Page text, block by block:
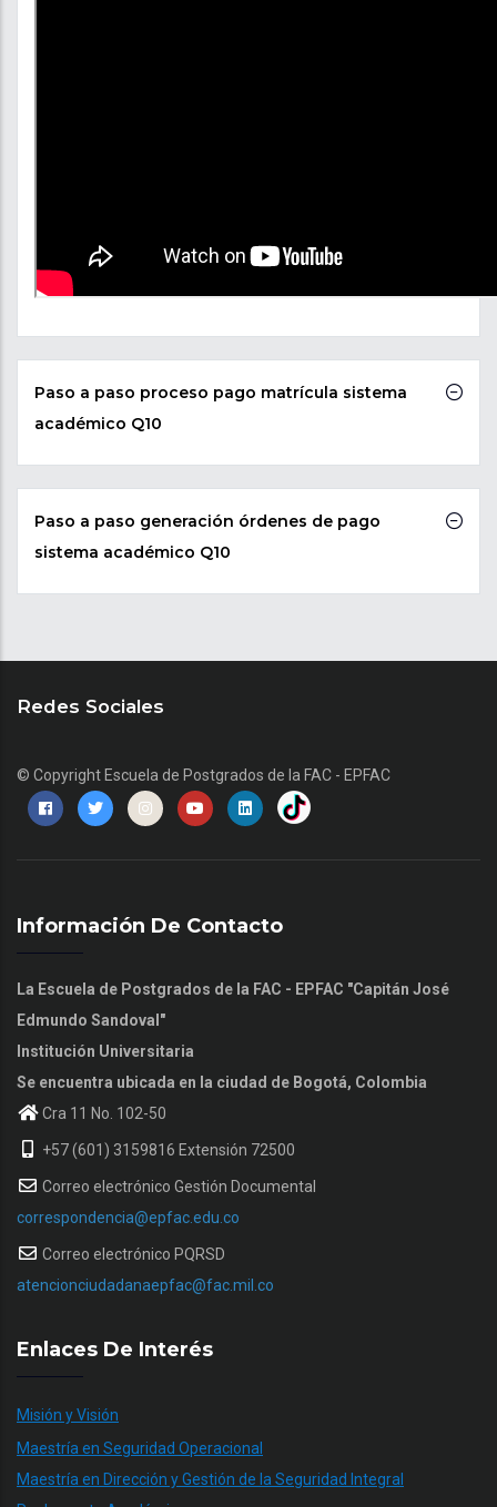
Paso a paso proceso pago matrícula sistema
académico Q10
Paso a paso generación órdenes de pago
sistema académico Q10
Redes Sociales
© Copyright Escuela de Postgrados de la FAC - EPFAC
Información De Contacto
La Escuela de Postgrados de la FAC - EPFAC "Capitán José
Edmundo Sandoval"
Institución Universitaria
Se encuentra ubicada en la ciudad de Bogotá, Colombia
Cra 11 No. 102-50
+57 (601) 3159816 Extensión 72500
Correo electrónico Gestión Documental
correspondencia@epfac.edu.co
Correo electrónico PQRSD
atencionciudadanaepfac@fac.mil.co
Enlaces De Interés
Misión y Visión
Maestría en Seguridad Operacional
Maestría en Dirección y Gestión de la Seguridad Integral